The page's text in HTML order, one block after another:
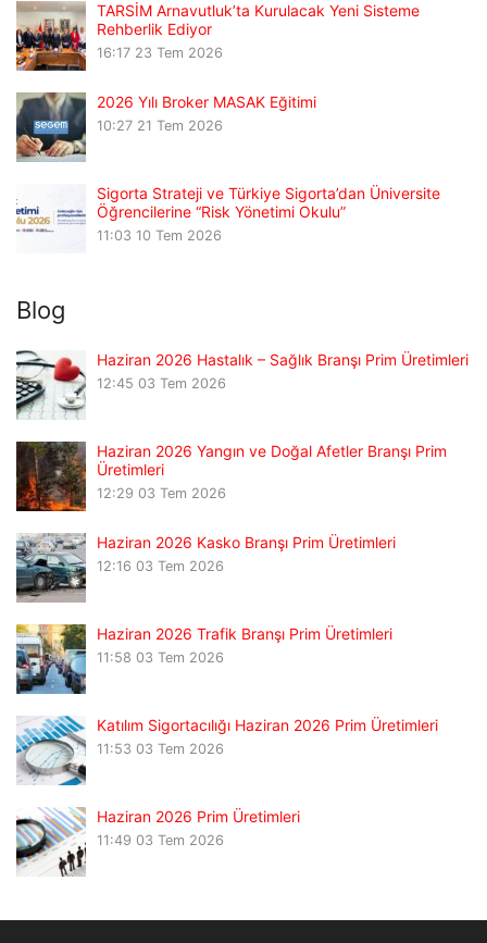
TARSİM Arnavutluk’ta Kurulacak Yeni Sisteme
Rehberlik Ediyor
16:17 23 Tem 2026
2026 Yılı Broker MASAK Eğitimi
10:27 21 Tem 2026
Sigorta Strateji ve Türkiye Sigorta’dan Üniversite
Öğrencilerine “Risk Yönetimi Okulu”
11:03 10 Tem 2026
Blog
Haziran 2026 Hastalık – Sağlık Branşı Prim Üretimleri
12:45 03 Tem 2026
Haziran 2026 Yangın ve Doğal Afetler Branşı Prim
Üretimleri
12:29 03 Tem 2026
Haziran 2026 Kasko Branşı Prim Üretimleri
12:16 03 Tem 2026
Haziran 2026 Trafik Branşı Prim Üretimleri
11:58 03 Tem 2026
Katılım Sigortacılığı Haziran 2026 Prim Üretimleri
11:53 03 Tem 2026
Haziran 2026 Prim Üretimleri
11:49 03 Tem 2026